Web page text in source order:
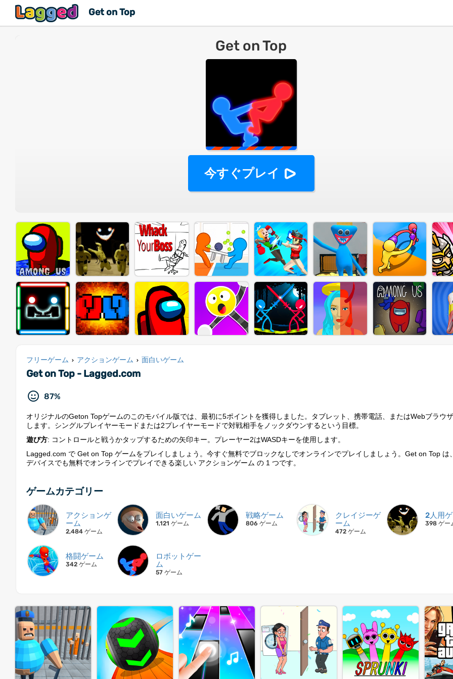
Get on Top
Get on Top
今すぐプレイ
フリーゲーム › アクションゲーム › 面白いゲーム
Get on Top - Lagged.com
87%
オリジナルのGeton Topゲームのこのモバイル版では、最初に5ポイントを獲得しました。タブレット、携帯電話、またはWebブラウ
します。シングルプレイヤーモードまたは2プレイヤーモードで対戦相手をノックダウンするという目標。
遊び方: コントロールと戦うかタップするための矢印キー。プレーヤー2はWASDキーを使用します。
Lagged.com で Get on Top ゲームをプレイしましょう。今すぐ無料でブロックなしでオンラインでプレイしましょう。Get on Top は
デバイスでも無料でオンラインでプレイできる楽しい アクションゲーム の 1 つです。
ゲームカテゴリー
アクションゲ
ーム
2,484 ゲーム
面白いゲーム
1,121 ゲーム
戦略ゲーム
806 ゲーム
クレイジーゲ
ーム
472 ゲーム
2人用
398 ゲー
格闘ゲーム
342 ゲーム
ロボットゲー
ム
57 ゲーム